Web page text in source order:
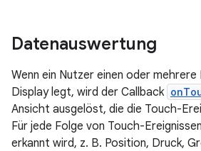
Datenauswertung
Wenn ein Nutzer einen oder mehrere
Display legt, wird der Callback
Ansicht ausgelöst, die die Touch-
Für jede Folge von Touch-
erkannt wird, z. B. Position, Druck,